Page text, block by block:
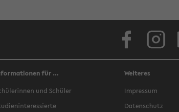
für ...
und Schüler
Weiteres
Impressum
Datenschutz